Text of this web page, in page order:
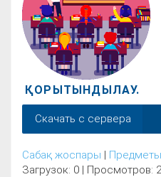
ҚОРЫТЫНДЫЛАУ.
Скачать с сервера
Сабақ жоспары | Предметы
Загрузок: 0 | Просмотров: